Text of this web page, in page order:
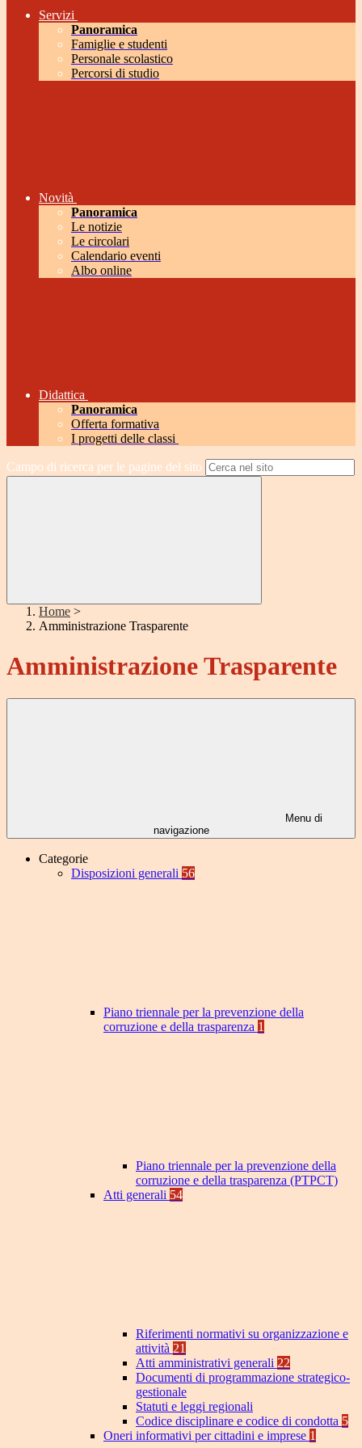
Servizi
Panoramica
Famiglie e studenti
Personale scolastico
Percorsi di studio
Novità
Panoramica
Le notizie
Le circolari
Calendario eventi
Albo online
Didattica
Panoramica
Offerta formativa
I progetti delle classi
Campo di ricerca per le pagine del sito
Home >
Amministrazione Trasparente
Amministrazione Trasparente
Menu di
navigazione
Categorie
Disposizioni generali 56
Piano triennale per la prevenzione della
corruzione e della trasparenza 1
Piano triennale per la prevenzione della
corruzione e della trasparenza (PTPCT)
Atti generali 54
Riferimenti normativi su organizzazione e
attività 21
Atti amministrativi generali 22
Documenti di programmazione strategico-
gestionale
Statuti e leggi regionali
Codice disciplinare e codice di condotta 5
Oneri informativi per cittadini e imprese 1